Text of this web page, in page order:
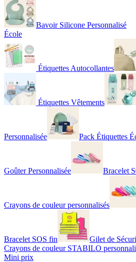
Bavoir Silicone Personnalisé
École
Étiquettes Autocollantes
Étiquettes Vêtements
Personnalisée Pack Étiquettes
Goûter Personnalisée Bracelet
Crayons de couleur personnalisés
Bracelet SOS fin
Gilet de
Crayons de couleur STABILO
Mini prix